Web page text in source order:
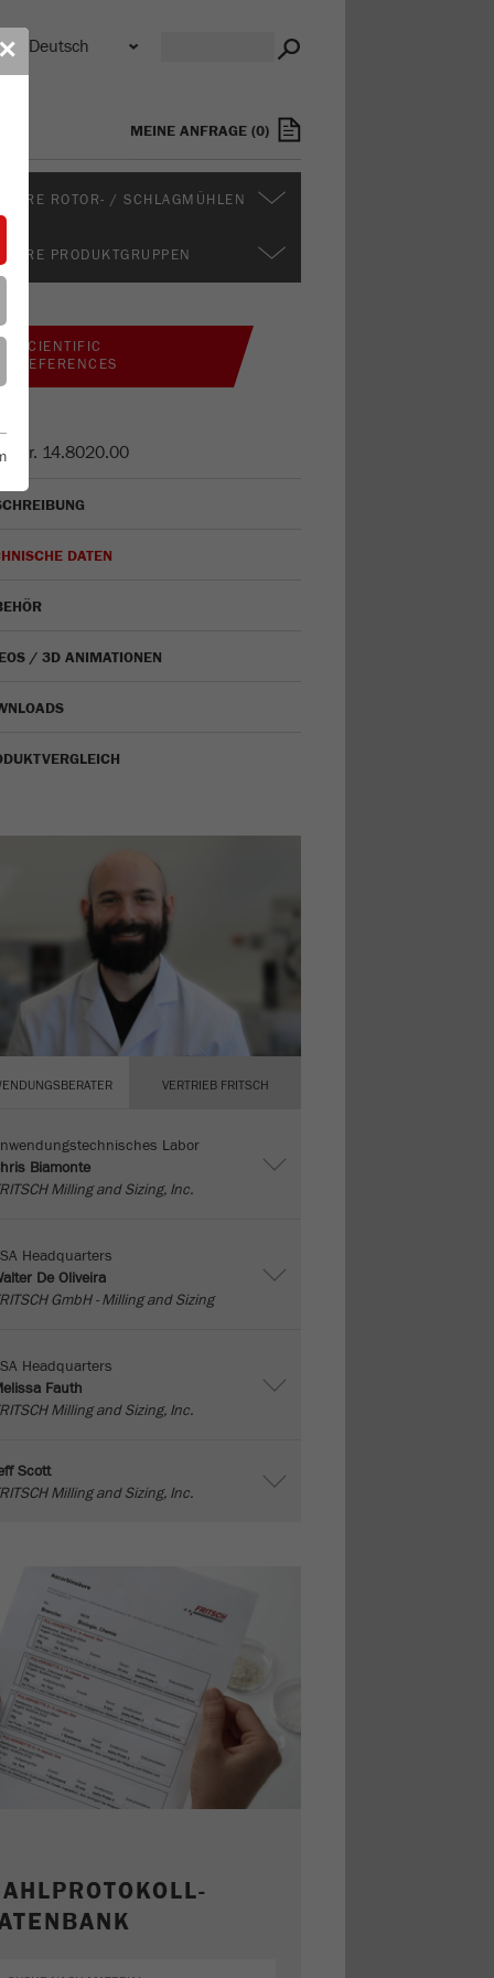
✕
MEINE ANFRAGE (0)
ROTOR- / SCHLAGMÜHLEN
PRODUKTGRUPPEN
SCIENTIFIC
REFERENCES
Nr. 14.8020.00
DATEN
/ 3D ANIMATIONEN
VERTRIEB FRITSCH
Labor
Biamonte
Milling and Sizing, Inc.
Headquarters
De Oliveira
GmbH - Milling and Sizing
Headquarters
Fauth
Milling and Sizing, Inc.
Scott
Milling and Sizing, Inc.